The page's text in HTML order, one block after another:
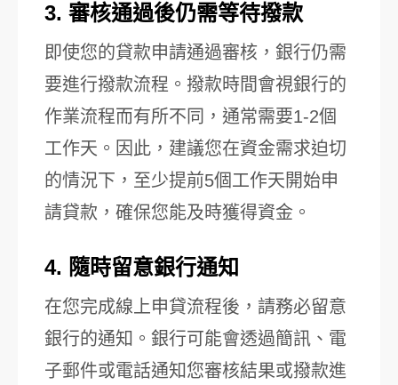
3. 審核通過後仍需等待撥款
即使您的貸款申請通過審核，銀行仍需
要進行撥款流程。撥款時間會視銀行的
作業流程而有所不同，通常需要1-2個
工作天。因此，建議您在資金需求迫切
的情況下，至少提前5個工作天開始申
請貸款，確保您能及時獲得資金。
4. 隨時留意銀行通知
在您完成線上申貸流程後，請務必留意
銀行的通知。銀行可能會透過簡訊、電
子郵件或電話通知您審核結果或撥款進